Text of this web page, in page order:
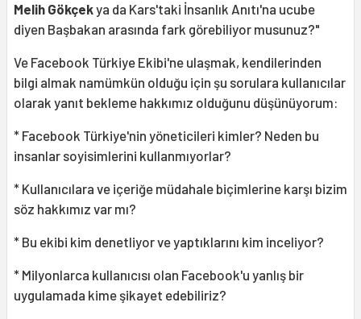
Melih Gökçekya da Kars'taki İnsanlık Anıtı'na ucube
diyen Başbakan arasında fark görebiliyor musunuz?"
Ve Facebook Türkiye Ekibi'ne ulaşmak, kendilerinden
bilgi almak namümkün olduğu için şu sorulara kullanıcılar
olarak yanıt bekleme hakkımız olduğunu düşünüyorum:
* Facebook Türkiye'nin yöneticileri kimler? Neden bu
insanlar soyisimlerini kullanmıyorlar?
* Kullanıcılara ve içeriğe müdahale biçimlerine karşı bizim
söz hakkımız var mı?
* Bu ekibi kim denetliyor ve yaptıklarını kim inceliyor?
* Milyonlarca kullanıcısı olan Facebook'u yanlış bir
uygulamada kime şikayet edebiliriz?